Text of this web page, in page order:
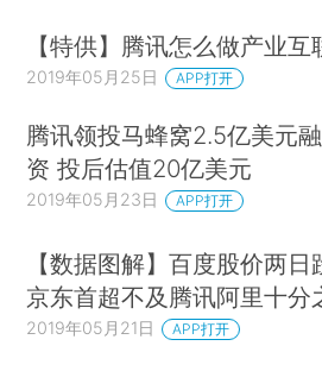
【特供】腾讯怎么做产业互
2019年05月25日 APP打开
腾讯领投马蜂窝2.5亿美元融
资 投后估值20亿美元
2019年05月23日 APP打开
【数据图解】百度股价两
京东首超不及腾讯阿里十分
2019年05月21日 APP打开